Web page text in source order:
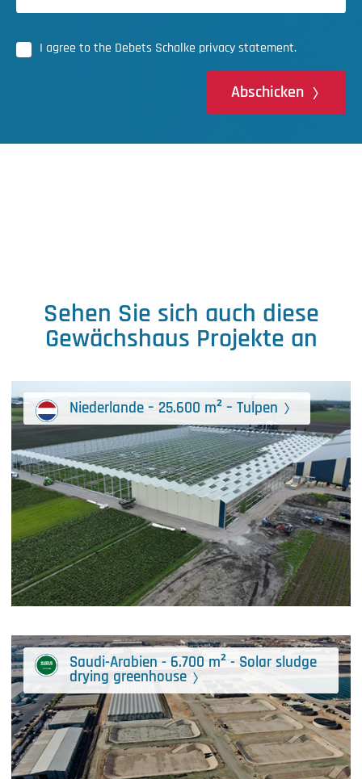
I agree to the Debets Schalke privacy statement.
Abschicken
Sehen Sie sich auch diese
Gewächshaus Projekte an
Niederlande – 25.600 m² – Tulpen
Saudi-Arabien - 6.700 m² - Solar sludge
drying greenhouse